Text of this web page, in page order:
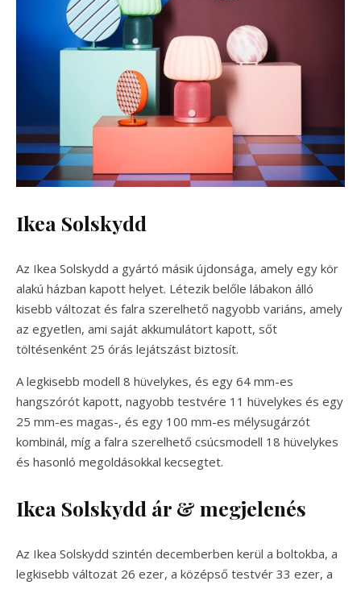
Ikea Solskydd
Az Ikea Solskydd a gyártó másik újdonsága, amely egy kör
alakú házban kapott helyet. Létezik belőle lábakon álló
kisebb változat és falra szerelhető nagyobb variáns, amely
az egyetlen, ami saját akkumulátort kapott, sőt
töltésenként 25 órás lejátszást biztosít.
A legkisebb modell 8 hüvelykes, és egy 64 mm-es
hangszórót kapott, nagyobb testvére 11 hüvelykes és egy
25 mm-es magas-, és egy 100 mm-es mélysugárzót
kombinál, míg a falra szerelhető csúcsmodell 18 hüvelykes
és hasonló megoldásokkal kecsegtet.
Ikea Solskydd ár & megjelenés
Az Ikea Solskydd szintén decemberben kerül a boltokba, a
legkisebb változat 26 ezer, a középső testvér 33 ezer, a